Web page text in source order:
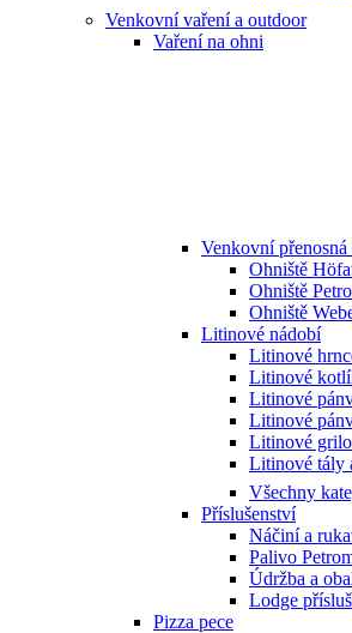
Venkovní vaření a outdoor
Vaření na ohni
Venkovní přenosná
Ohniště
Ohniště
Ohniště
Litinové nádobí
Litinové
Litinové
Litinové
Litinové
Litinové
Litinové tály
Všechny
Příslušenství
Náčiní a
Palivo
Údržba a
Lodge
Pizza pece